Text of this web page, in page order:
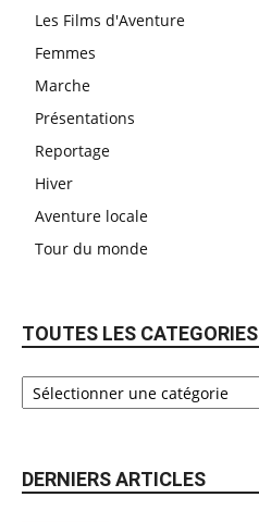
Les Films d'Aventure
Femmes
Marche
Présentations
Reportage
Hiver
Aventure locale
Tour du monde
TOUTES LES CATEGORIES
DERNIERS ARTICLES